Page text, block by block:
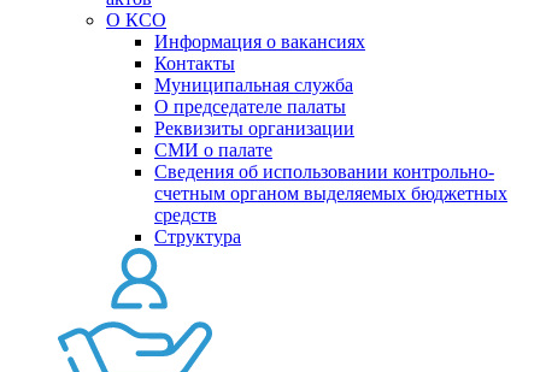
О КСО
Информация о вакансиях
Контакты
Муниципальная служба
О председателе палаты
Реквизиты организации
СМИ о палате
Сведения об использовании контрольно-
счетным органом выделяемых бюджетных
средств
Структура